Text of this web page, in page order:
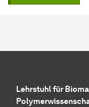
Lehrstuhl für